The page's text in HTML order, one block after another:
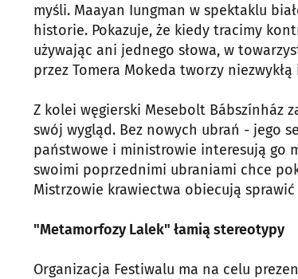
myśli. Maayan Iungman w spektaklu
historie. Pokazuje, że kiedy tracimy
używając ani jednego słowa, w
przez Tomera Mokeda tworzy niezwykłą
Z kolei węgierski Mesebolt Bábszínház
swój wygląd. Bez nowych ubrań - jego
państwowe i ministrowie interesują go
swoimi poprzednimi ubraniami chce
Mistrzowie krawiectwa obiecują
"Metamorfozy Lalek" łamią stereotypy
Organizacja Festiwalu ma na celu